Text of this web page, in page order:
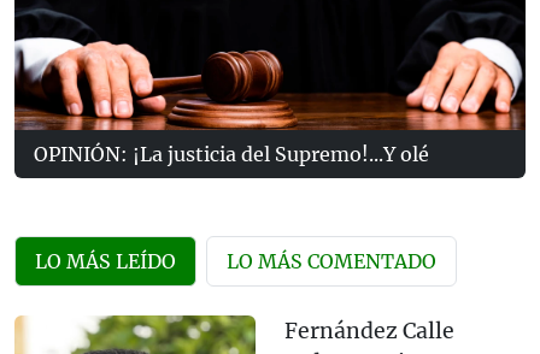
OPINIÓN: ¡La justicia del Supremo!...Y olé
LO MÁS LEÍDO LO MÁS COMENTADO
Fernández Calle